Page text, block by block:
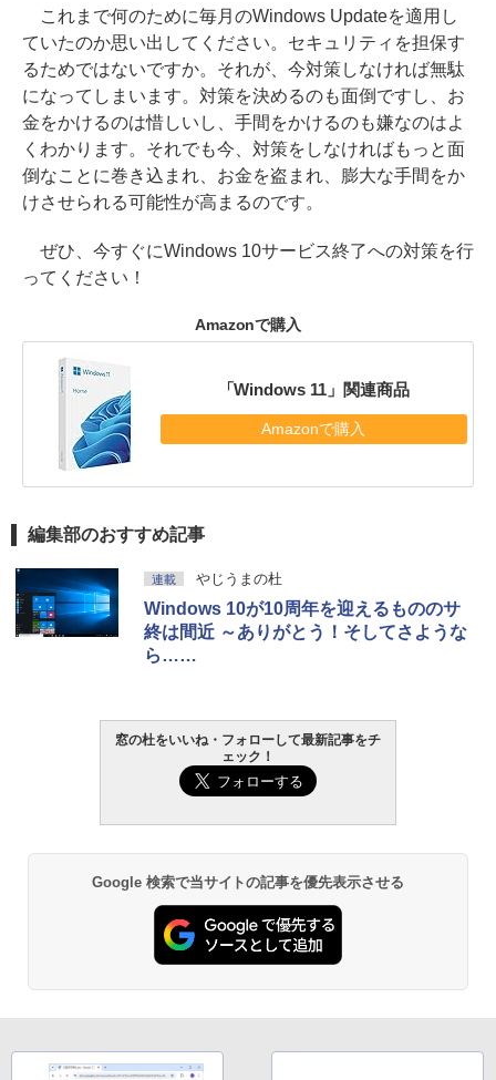
これまで何のために毎月のWindows Updateを適用し
ていたのか思い出してください。セキュリティを担保す
るためではないですか。それが、今対策しなければ無駄
になってしまいます。対策を決めるのも面倒ですし、お
金をかけるのは惜しいし、手間をかけるのも嫌なのはよ
くわかります。それでも今、対策をしなければもっと面
倒なことに巻き込まれ、お金を盗まれ、膨大な手間をか
けさせられる可能性が高まるのです。
ぜひ、今すぐにWindows 10サービス終了への対策を行
ってください！
Amazonで購入
「Windows 11」関連商品
Amazonで購入
編集部のおすすめ記事
連載 やじうまの杜
Windows 10が10周年を迎えるもののサ
終は間近 ～ありがとう！そしてさような
ら……
窓の杜をいいね・フォローして最新記事をチ
ェック！
Google 検索で当サイトの記事を優先表示させる